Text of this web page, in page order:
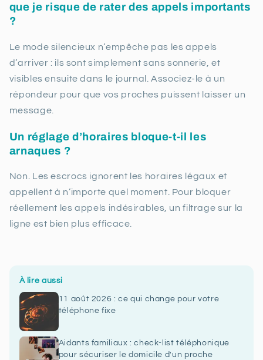
que je risque de rater des appels importants
?
Le mode silencieux n’empêche pas les appels
d’arriver : ils sont simplement sans sonnerie, et
visibles ensuite dans le journal. Associez-le à un
répondeur pour que vos proches puissent laisser un
message.
Un réglage d’horaires bloque-t-il les
arnaques ?
Non. Les escrocs ignorent les horaires légaux et
appellent à n’importe quel moment. Pour bloquer
réellement les appels indésirables, un filtrage sur la
ligne est bien plus efficace.
À lire aussi
11 août 2026 : ce qui change pour votre
téléphone fixe
Aidants familiaux : check-list téléphonique
pour sécuriser le domicile d'un proche